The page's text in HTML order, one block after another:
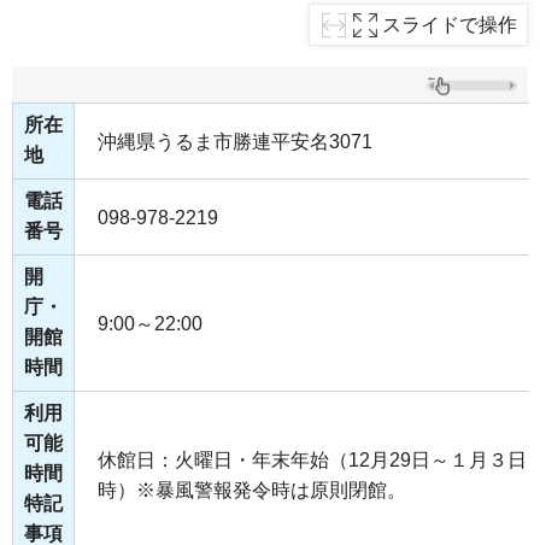
スライドで操作
所在
地
沖縄県うるま市勝連平安名3071
電話
番号
098-978-2219
開
庁・
開館
時間
9:00～22:00
利用
可能
時間
特記
事項
休館日：火曜日・年末年始（12月29日～１月３日
時）※暴風警報発令時は原則閉館。